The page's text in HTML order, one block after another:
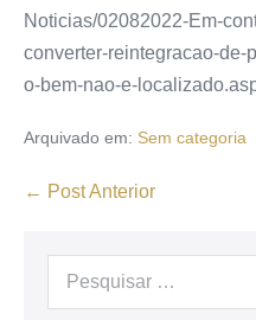
Noticias/02082022-Em-
converter-reintegracao-de-
o-bem-nao-e-
Arquivado em: Sem categoria
← Post Anterior